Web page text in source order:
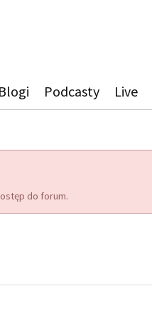
Blogi Podcasty Live
do forum.